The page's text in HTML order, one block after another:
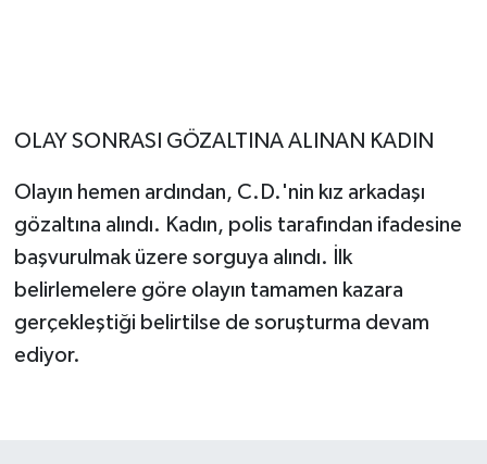
OLAY SONRASI GÖZALTINA ALINAN KADIN
Olayın hemen ardından, C.D.'nin kız arkadaşı
gözaltına alındı. Kadın, polis tarafından ifadesine
başvurulmak üzere sorguya alındı. İlk
belirlemelere göre olayın tamamen kazara
gerçekleştiği belirtilse de soruşturma devam
ediyor.